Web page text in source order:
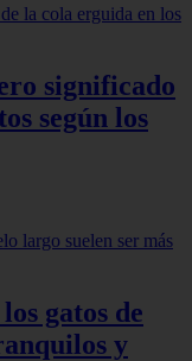
significado
según los
gatos de
y